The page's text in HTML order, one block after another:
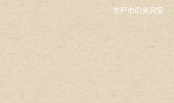
水戸市の美容室